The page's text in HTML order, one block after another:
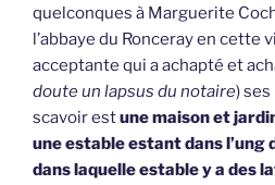
quelconques à Marguerite
l’abbaye du Ronceray en cette
acceptante qui a achapté et
doute un lapsus du notaire)
scavoir estune maison et
une estable estant dans l’ung
dans laquelle estable y a des